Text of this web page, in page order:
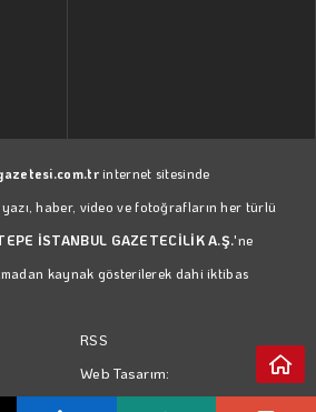
internet sitesinde
haber, video ve fotoğrafların her türlü
İSTANBUL GAZETECİLİK A.Ş.'ne
kaynak gösterilerek dahi iktibas
RSS
Web Tasarım: